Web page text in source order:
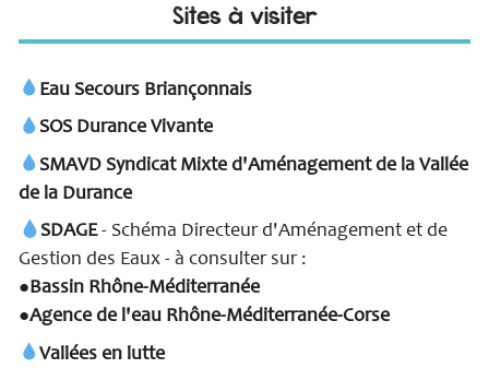
Sites à visiter
Eau Secours Briançonnais
SOS Durance Vivante
SMAVD Syndicat Mixte d'Aménagement de la Vallée
de la Durance
SDAGE- Schéma Directeur d'Aménagement et de
Gestion des Eaux - à consulter sur :
●Bassin Rhône-Méditerranée
●Agence de l'eau Rhône-Méditerranée-Corse
Vallées en lutte